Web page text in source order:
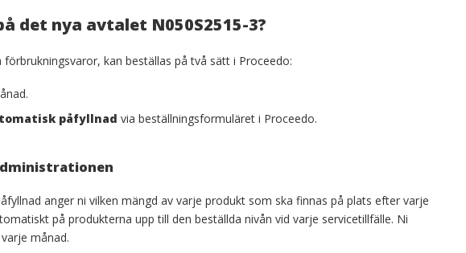
det nya avtalet N050S2515-3?
kan beställas på två sätt i Proceedo:
påfyllnad via beställningsformuläret i Proceedo.
anger ni vilken mängd av varje produkt som ska finnas på plats efter varje
på produkterna upp till den beställda nivån vid varje servicetillfälle. Ni
månad.